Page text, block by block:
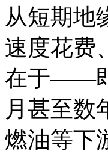
从短期地
速度花费
在于——
月甚至数
燃油等下